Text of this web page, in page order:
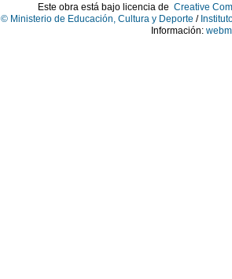
Este obra está bajo licencia de Creative
© Ministerio de Educación, Cultura y Deporte /
Información: